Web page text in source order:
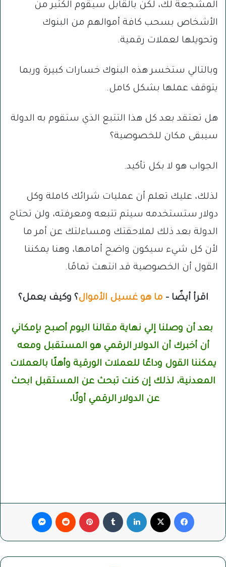
المشجعة لك، لكن بالقابل سيقوم الكثير من
الأشخاص بسحب كافة أموالهم من البنوك
وتحويلها لعملات رقمية.
وبالتالي ستخسر هذه البنوك خسارات كبيرة وربما
يتوقف عملها بشكل كامل.
هل تعتقد بعد كل هذا التتبع الذي ستقوم به الدولة
سيبقى مكان للخصوصية؟
الجواب هو لا بكل تأكيد.
لذلك، عليك تعلم أن عمليات شرائك كاملة وكل
دولار ستستخدمه سيتم تتبعه ومعرفته، ولن تحتاج
الدولة بعد ذلك لملاحقتك ومساءلتك عن أمر ما
لأن كل شيء سيكون واضح أمامها، وهنا يمكننا
القول أن الخصوصية قد انتهت تمامًا.
اقرأ أيضًا – ما هو غسيل الأموال؟ وكيف يعمل؟
بعد أن وصلنا إلي نهاية مقالنا اليوم أصبح بإمكاني
أن أخبرك أن الدولار الرقمي هو المستقبل ومعه
يمكننا القول وداعًا للعملات الورقية وأهلًا بالعملات
المعدنية، لذلك إن كنت تبحث عن المستقبل ابحث
عن الدولار الرقمي أولًا،
فيسبوك لينكدإن بينتيريست